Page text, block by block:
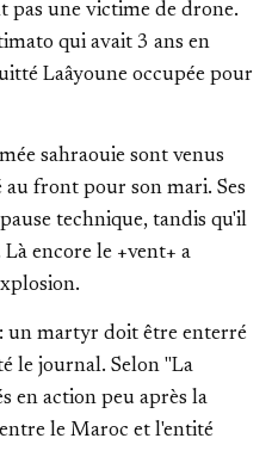
pas une victime de drone.
qui avait 3 ans en
Laâyoune occupée pour
sahraouie sont venus
au front pour son mari. Ses
technique, tandis qu'il
encore le +vent+ a
un martyr doit être enterré
le journal. Selon "La
en action peu après la
le Maroc et l'entité